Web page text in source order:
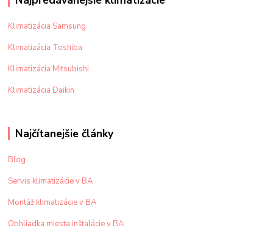
Klimatizácia Samsung
Klimatizácia Toshiba
Klimatizácia Mitsubishi
Klimatizácia Daikin
Najčítanejšie články
Blog
Servis klimatizácie v BA
Montáž klimatizácie v BA
Obhliadka miesta inštalácie v BA